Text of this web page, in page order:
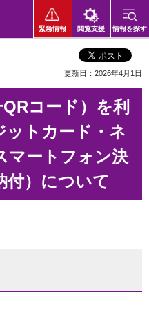
緊急情報 閲覧支援 情報を探す
更新日：2026年4月1日
コード）を利
ットカード・ネ
マートフォン決
付）について